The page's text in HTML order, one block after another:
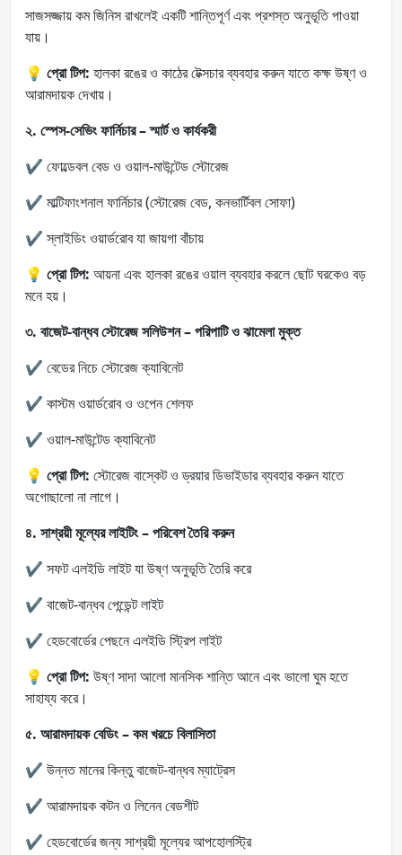
সাজসজ্জায় কম জিনিস রাখলেই একটি শান্তিপূর্ণ এবং প্রশস্ত অনুভূতি পাওয়া
যায়।
💡 প্রো টিপ: হালকা রঙের ও কাঠের টেক্সচার ব্যবহার করুন যাতে কক্ষ উষ্ণ ও
আরামদায়ক দেখায়।
২. স্পেস-সেভিং ফার্নিচার – স্মার্ট ও কার্যকরী
✔ ফোল্ডেবল বেড ও ওয়াল-মাউন্টেড স্টোরেজ
✔ মাল্টিফাংশনাল ফার্নিচার (স্টোরেজ বেড, কনভার্টিবল সোফা)
✔ স্লাইডিং ওয়ার্ডরোব যা জায়গা বাঁচায়
💡 প্রো টিপ: আয়না এবং হালকা রঙের ওয়াল ব্যবহার করলে ছোট ঘরকেও বড়
মনে হয়।
৩. বাজেট-বান্ধব স্টোরেজ সলিউশন – পরিপাটি ও ঝামেলা মুক্ত
✔ বেডের নিচে স্টোরেজ ক্যাবিনেট
✔ কাস্টম ওয়ার্ডরোব ও ওপেন শেলফ
✔ ওয়াল-মাউন্টেড ক্যাবিনেট
💡 প্রো টিপ: স্টোরেজ বাস্কেট ও ড্রয়ার ডিভাইডার ব্যবহার করুন যাতে
অগোছালো না লাগে।
৪. সাশ্রয়ী মূল্যের লাইটিং – পরিবেশ তৈরি করুন
✔ সফট এলইডি লাইট যা উষ্ণ অনুভূতি তৈরি করে
✔ বাজেট-বান্ধব পেন্ডেন্ট লাইট
✔ হেডবোর্ডের পেছনে এলইডি স্ট্রিপ লাইট
💡 প্রো টিপ: উষ্ণ সাদা আলো মানসিক শান্তি আনে এবং ভালো ঘুম হতে
সাহায্য করে।
৫. আরামদায়ক বেডিং – কম খরচে বিলাসিতা
✔ উন্নত মানের কিন্তু বাজেট-বান্ধব ম্যাট্রেস
✔ আরামদায়ক কটন ও লিনেন বেডশীট
✔ হেডবোর্ডের জন্য সাশ্রয়ী মূল্যের আপহোলস্ট্রি